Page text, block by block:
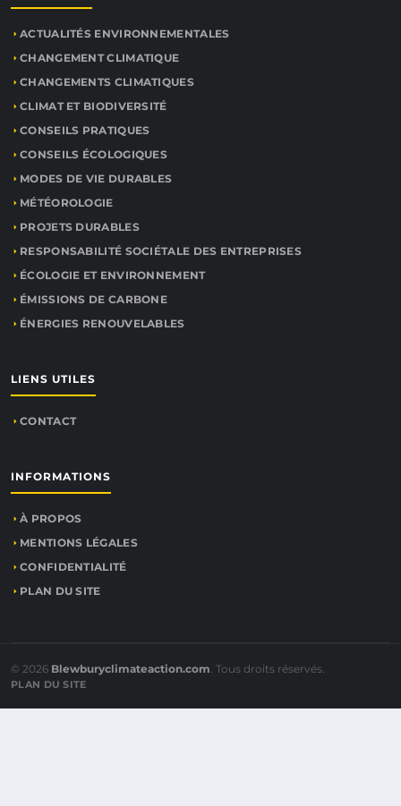
ACTUALITÉS ENVIRONNEMENTALES
CHANGEMENT CLIMATIQUE
CHANGEMENTS CLIMATIQUES
CLIMAT ET BIODIVERSITÉ
CONSEILS PRATIQUES
CONSEILS ÉCOLOGIQUES
MODES DE VIE DURABLES
MÉTÉOROLOGIE
PROJETS DURABLES
RESPONSABILITÉ SOCIÉTALE DES ENTREPRISES
ÉCOLOGIE ET ENVIRONNEMENT
ÉMISSIONS DE CARBONE
ÉNERGIES RENOUVELABLES
LIENS UTILES
CONTACT
INFORMATIONS
À PROPOS
MENTIONS LÉGALES
CONFIDENTIALITÉ
PLAN DU SITE
© 2026 Blewburyclimateaction.com. Tous droits réservés.
PLAN DU SITE